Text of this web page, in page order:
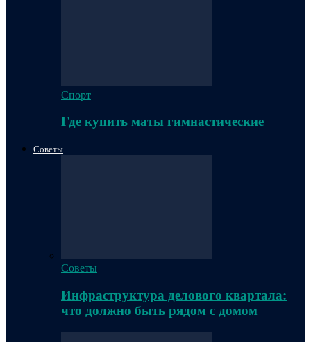
Спорт
Где купить маты гимнастические
Советы
Советы
Инфраструктура делового квартала:
что должно быть рядом с домом